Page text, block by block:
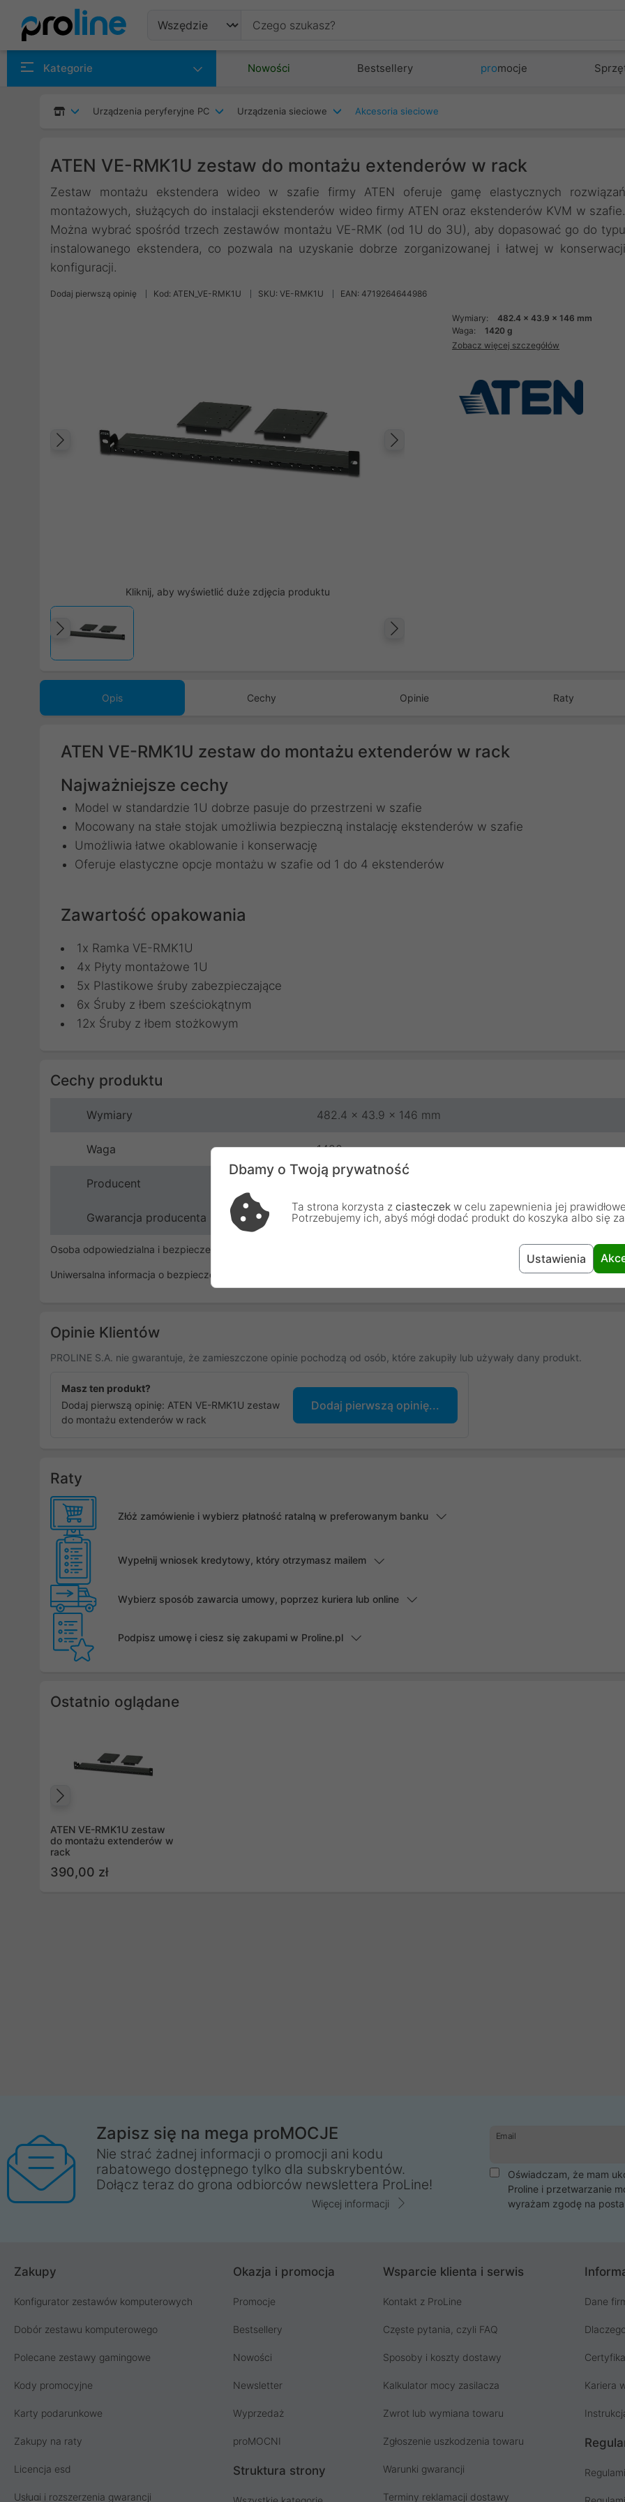
Kategorie Nowości Bestsellery promocje
Urządzenia peryferyjne PC Urządzenia sieciowe Akcesoria sieciowe
ATEN VE-RMK1U zestaw do montażu extenderów w rack
Zestaw montażu ekstendera wideo w szafie firmy ATEN oferuje gamę elastycznych rozwiązań
montażowych, służących do instalacji ekstenderów wideo firmy ATEN oraz ekstenderów KVM w szafie.
Można wybrać spośród trzech zestawów montażu VE-RMK (od 1U do 3U), aby dopasować go do typu
instalowanego ekstendera, co pozwala na uzyskanie dobrze zorganizowanej i łatwej w konserwacji
konfiguracji.
Dodaj pierwszą opinię Kod: ATEN_VE-RMK1U SKU: VE-RMK1U EAN: 4719264644986
Poprzedni
Kliknij, aby wyświetlić duże zdjęcia produktu
Poprzedni
Wymiary:
482.4 x 43.9 x 146 mm
Waga:
1420 g
Zobacz więcej szczegółów
Opis Cechy Opinie Raty
ATEN VE-RMK1U zestaw do montażu extenderów w rack
Najważniejsze cechy
Model w standardzie 1U dobrze pasuje do przestrzeni w szafie
Mocowany na stałe stojak umożliwia bezpieczną instalację ekstenderów w szafie
Umożliwia łatwe okablowanie i konserwację
Oferuje elastyczne opcje montażu w szafie od 1 do 4 ekstenderów
Zawartość opakowania
1x Ramka VE-RMK1U
4x Płyty montażowe 1U
5x Plastikowe śruby zabezpieczające
6x Śruby z łbem sześciokątnym
12x Śruby z łbem stożkowym
Cechy produktu
Wymiary 482.4 x 43.9 x 146 mm
Waga 1420 g
Producent
Gwarancja producenta 24 miesiące
Osoba odpowiedzialna i bezpieczeństwo
Uniwersalna informacja o bezpieczeństwie
Opinie Klientów
PROLINE S.A. nie gwarantuje, że zamieszczone opinie pochodzą od osób, które zakupiły lub używały dany produkt.
Masz ten produkt?
Dodaj pierwszą opinię: ATEN VE-RMK1U zestaw
do montażu extenderów w rack
Dodaj pierwszą opinię...
Raty
Złóż zamówienie i wybierz płatność ratalną w preferowanym banku
Wypełnij wniosek kredytowy, który otrzymasz mailem
Wybierz sposób zawarcia umowy, poprzez kuriera lub online
Podpisz umowę i ciesz się zakupami w Proline.pl
Ostatnio oglądane
ATEN VE-RMK1U zestaw
do montażu extenderów w
rack
390,00 zł
Zapisz się na mega proMOCJE
Nie strać żadnej informacji o promocji ani kodu
rabatowego dostępnego tylko dla subskrybentów.
Dołącz teraz do grona odbiorców newslettera ProLine!
Więcej informacji
Email
Oświadczam, że mam
Proline i przetwarzanie
wyrażam zgodę na
Zakupy
Konfigurator zestawów komputerowych
Dobór zestawu komputerowego
Polecane zestawy gamingowe
Kody promocyjne
Karty podarunkowe
Zakupy na raty
Licencja esd
Usługi i rozszerzenia gwarancji
Okazja i promocja
Promocje
Bestsellery
Nowości
Newsletter
Wyprzedaż
proMOCNI
Struktura strony
Wsparcie klienta i serwis
Kontakt z ProLine
Częste pytania, czyli FAQ
Sposoby i koszty dostawy
Kalkulator mocy zasilacza
Zwrot lub wymiana towaru
Zgłoszenie uszkodzenia towaru
Warunki gwarancji
Terminy reklamacji dostawy
Dane
Kariera
Dbamy o Twoją prywatność
Ta strona korzysta z ciasteczek w celu zapewnienia jej
Potrzebujemy ich, abyś mógł dodać produkt do koszyka albo się
Ustawienia